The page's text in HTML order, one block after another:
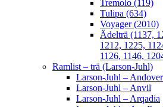
Tremolo (119)
Tulipa (634)
Voyager (2010)
Ädelträ (1137,
1212, 1225,
1126, 1146,
Ramlist – trä (Larson-Juhl)
Larson-Juhl –
Larson-Juhl – Anvil
Larson-Juhl – Arqadia